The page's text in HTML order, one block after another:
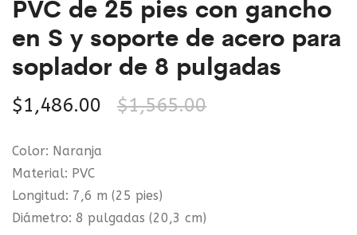
color
blanco
PVC de 25 pies con gancho
en S y soporte de acero para
soplador de 8 pulgadas
$1,565.00
$1,486.00
Color: Naranja
Material: PVC
Longitud: 7,6 m (25 pies)
Diámetro: 8 pulgadas (20,3 cm)